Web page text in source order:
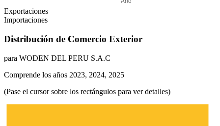
Exportaciones
Importaciones
Distribución de Comercio Exterior
para WODEN DEL PERU S.A.C
Comprende los años 2023, 2024, 2025
(Pase el cursor sobre los rectángulos para ver detalles)